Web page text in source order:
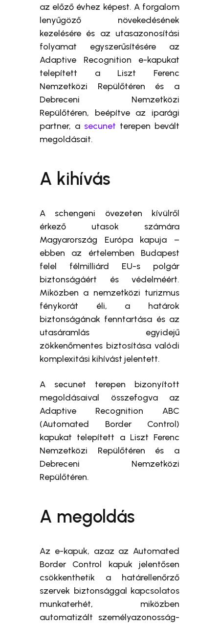
az előző évhez képest. A forgalom
lenyűgöző növekedésének
kezelésére és az utasazonosítási
folyamat egyszerűsítésére az
Adaptive Recognition e-kapukat
telepített a Liszt Ferenc
Nemzetközi Repülőtéren és a
Debreceni Nemzetközi
Repülőtéren, beépítve az iparági
partner, a secunet terepen bevált
megoldásait.
A kihívás
A schengeni övezeten kívülről
érkező utasok számára
Magyarország Európa kapuja –
ebben az értelemben Budapest
felel félmilliárd EU-s polgár
biztonságáért és védelméért.
Miközben a nemzetközi turizmus
fénykorát éli, a határok
biztonságának fenntartása és az
utasáramlás egyidejű
zökkenőmentes biztosítása valódi
komplexitási kihívást jelentett.
A secunet terepen bizonyított
megoldásaival összefogva az
Adaptive Recognition ABC
(Automated Border Control)
kapukat telepített a Liszt Ferenc
Nemzetközi Repülőtéren és a
Debreceni Nemzetközi
Repülőtéren.
A megoldás
Az e-kapuk, azaz az Automated
Border Control kapuk jelentősen
csökkenthetik a határellenőrző
szervek biztonsággal kapcsolatos
munkaterhét, miközben
automatizált személyazonosság-